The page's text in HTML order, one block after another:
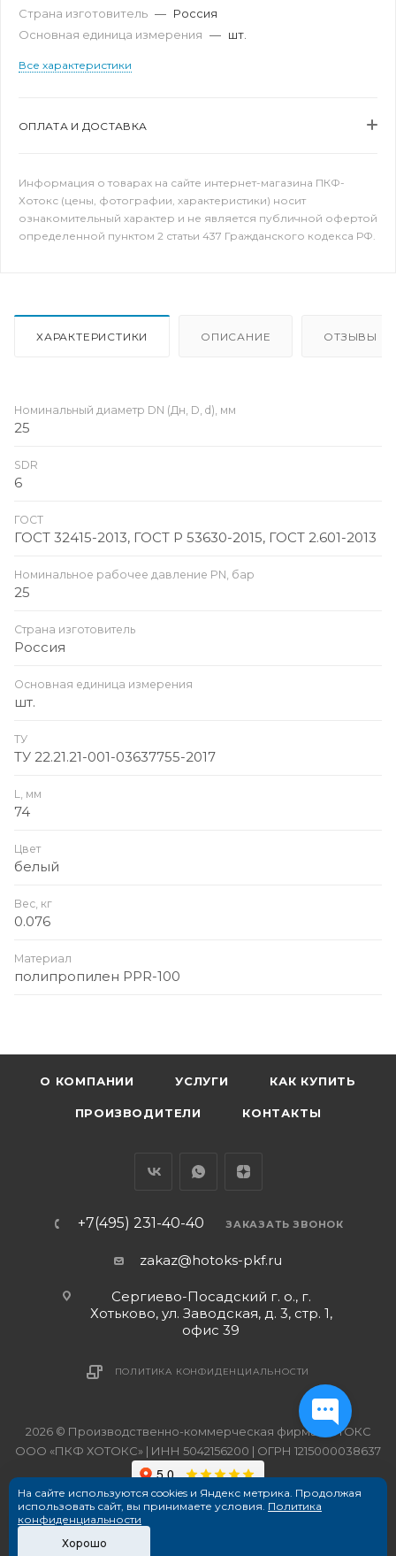
Страна изготовитель — Россия
Основная единица измерения — шт.
Все характеристики
ОПЛАТА И ДОСТАВКА
Информация о товарах на сайте интернет-магазина ПКФ-
Хотокс (цены, фотографии, характеристики) носит
ознакомительный характер и не является публичной офертой
определенной пунктом 2 статьи 437 Гражданского кодекса РФ.
ХАРАКТЕРИСТИКИ ОПИСАНИЕ ОТЗЫВЫ
Номинальный диаметр DN (Дн, D, d), мм
25
SDR
6
ГОСТ
ГОСТ 32415-2013, ГОСТ Р 53630-2015, ГОСТ 2.601-2013
Номинальное рабочее давление PN, бар
25
Страна изготовитель
Россия
Основная единица измерения
шт.
ТУ
ТУ 22.21.21-001-03637755-2017
L, мм
74
Цвет
белый
Вес, кг
0.076
Материал
полипропилен PPR-100
О КОМПАНИИ УСЛУГИ КАК КУПИТЬ
ПРОИЗВОДИТЕЛИ КОНТАКТЫ
+7(495) 231-40-40 ЗАКАЗАТЬ ЗВОНОК
zakaz@hotoks-pkf.ru
Сергиево-Посадский г. о., г.
Хотьково, ул. Заводская, д. 3, стр. 1,
офис 39
ПОЛИТИКА КОНФИДЕНЦИАЛЬНОСТИ
2026 © Производственно-коммерческая фирма ХОТОКС
ООО «ПКФ ХОТОКС» | ИНН 5042156200 | ОГРН 1215000038637
На сайте используются cookies и Яндекс метрика. Продолжая
использовать сайт, вы принимаете условия. Политика
конфиденциальности
Хорошо